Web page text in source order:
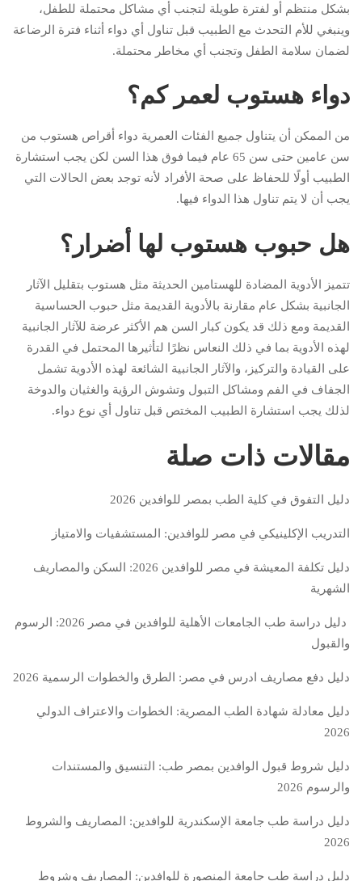
بشكل منتظم أو لفترة طويلة لتجنب أي مشاكل محتملة للطفل،
وينبغي للأم التحدث مع الطبيب قبل تناول أي دواء أثناء فترة الرضاعة
لضمان سلامة الطفل وتجنب أي مخاطر محتملة.
دواء هستوب لعمر كم؟
من الممكن أن يتناول جميع الفئات العمرية دواء أقراص هستوب من
سن عامين حتى سن 65 عام فيما فوق هذا السن لكن يجب استشارة
الطبيب أولًا للحفاظ على صحة الأفراد لأنه توجد بعض الحالات التي
يجب أن لا يتم تناول هذا الدواء فيها.
هل حبوب هستوب لها أضرار؟
تتميز الأدوية المضادة للهستامين الحديثة مثل هستوب بتقليل الآثار
الجانبية بشكل عام مقارنة بالأدوية القديمة مثل حبوب الحساسية
القديمة ومع ذلك قد يكون كبار السن هم الأكثر عرضة للآثار الجانبية
لهذه الأدوية بما في ذلك النعاس نظرًا لتأثيرها المحتمل في القدرة
على القيادة والتركيز، والآثار الجانبية الشائعة لهذه الأدوية تشمل
الجفاف في الفم ومشاكل التبول وتشوش الرؤية والغثيان والدوخة
لذلك يجب استشارة الطبيب المختص قبل تناول أي نوع دواء.
مقالات ذات صلة
دليل التفوق في كلية الطب بمصر للوافدين 2026
التدريب الإكلينيكي في مصر للوافدين: المستشفيات والامتياز
دليل تكلفة المعيشة في مصر للوافدين 2026: السكن والمصاريف
الشهرية
دليل دراسة طب الجامعات الأهلية للوافدين في مصر 2026: الرسوم
والقبول
دليل دفع مصاريف ادرس في مصر: الطرق والخطوات الرسمية 2026
دليل معادلة شهادة الطب المصرية: الخطوات والاعتراف الدولي
2026
دليل شروط قبول الوافدين بمصر طب: التنسيق والمستندات
والرسوم 2026
دليل دراسة طب جامعة الإسكندرية للوافدين: المصاريف والشروط
2026
دليل دراسة طب جامعة المنصورة للوافدين: المصاريف وشروط